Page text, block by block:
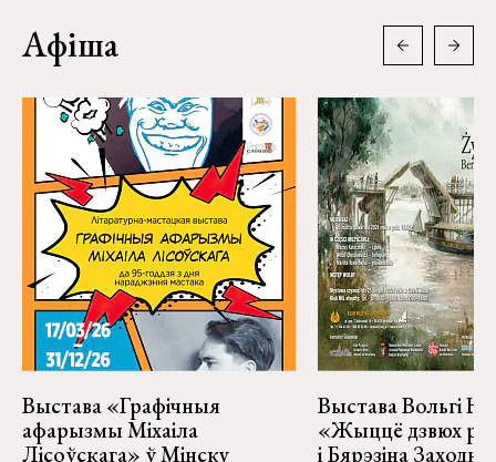
Афіша
Выстава «Графічныя
афарызмы Міхаіла
Лісоўскага» ў Мінску
Выстава Вольгі
«Жыццё дзвюх
і Бярэзіна